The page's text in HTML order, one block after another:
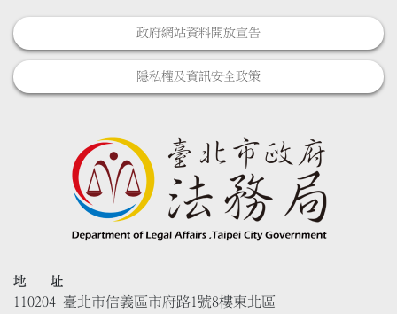
政府網站資料開放宣告
隱私權及資訊安全政策
地 址
110204 臺北市信義區市府路1號8樓東北區